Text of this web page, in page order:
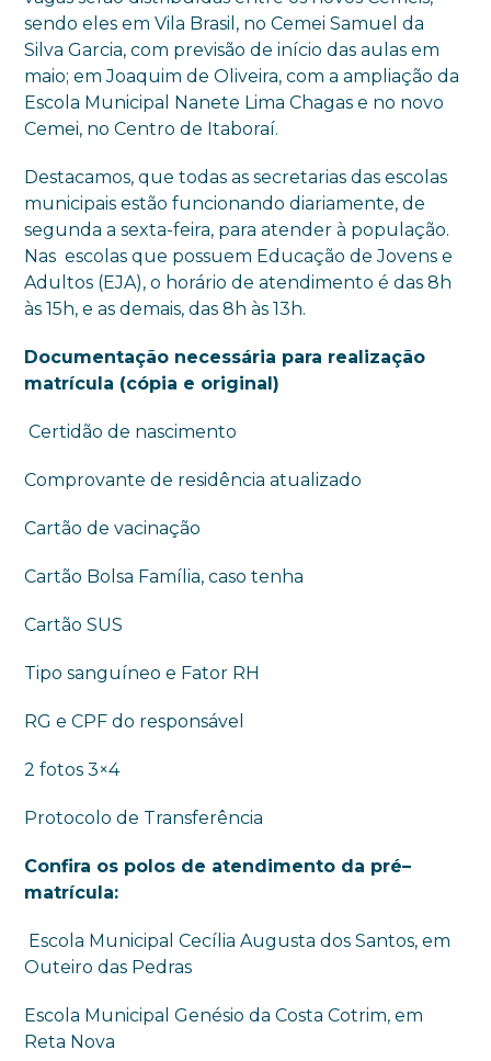
sendo eles em Vila Brasil, no Cemei Samuel da
Silva Garcia, com previsão de início das aulas em
maio; em Joaquim de Oliveira, com a ampliação da
Escola Municipal Nanete Lima Chagas e no novo
Cemei, no Centro de Itaboraí.
Destacamos, que todas as secretarias das escolas
municipais estão funcionando diariamente, de
segunda a sexta-feira, para atender à população.
Nas escolas que possuem Educação de Jovens e
Adultos (EJA), o horário de atendimento é das 8h
às 15h, e as demais, das 8h às 13h.
Documentação necessária para realização
matrícula (cópia e original)
Certidão de nascimento
Comprovante de residência atualizado
Cartão de vacinação
Cartão Bolsa Família, caso tenha
Cartão SUS
Tipo sanguíneo e Fator RH
RG e CPF do responsável
2 fotos 3×4
Protocolo de Transferência
Confira os polos de atendimento da pré–
matrícula:
Escola Municipal Cecília Augusta dos Santos, em
Outeiro das Pedras
Escola Municipal Genésio da Costa Cotrim, em
Reta Nova